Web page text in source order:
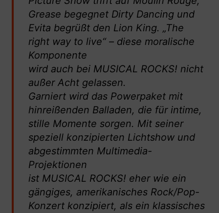
Grease begegnet Dirty Dancing und
Evita begrüßt den Lion King. „The
right way to live“ – diese moralische
Komponente
wird auch bei MUSICAL ROCKS! nicht
außer Acht gelassen.
Garniert wird das Powerpaket mit
hinreißenden Balladen, die für intime,
stille Momente sorgen. Mit seiner
speziell konzipierten Lichtshow und
abgestimmten Multimedia-
Projektionen
ist MUSICAL ROCKS! eher wie ein
gängiges, amerikanisches Rock/Pop-
Konzert konzipiert, als ein klassisches